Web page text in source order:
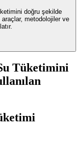
doğru şekilde
metodolojiler ve
Tüketimini